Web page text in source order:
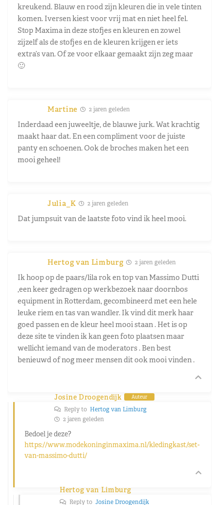
kreukend. Blauw en rood zijn kleuren die in vele tinten
komen. Iversen kiest voor vrij mat en niet heel fel.
Stop Maxima in deze stofjes en kleuren en zowel
zijzelf als de stofjes en de kleuren krijgen er iets
extra’s van. Of ze voor elkaar gemaakt zijn zeg maar
🙂
Martine 2 jaren geleden
Inderdaad een juweeltje, de blauwe jurk. Wat krachtig
maakt haar dat. En een compliment voor de juiste
panty en schoenen. Ook de broches maken het een
mooi geheel!
Julia_K 2 jaren geleden
Dat jumpsuit van de laatste foto vind ik heel mooi.
Hertog van Limburg 2 jaren geleden
Ik hoop op de paars/lila rok en top van Massimo Dutti
,een keer gedragen op werkbezoek naar doornbos
equipment in Rotterdam, gecombineerd met een hele
leuke riem en tas van wandler. Ik vind dit merk haar
goed passen en de kleur heel mooi staan . Het is op
deze site te vinden ik kan geen foto plaatsen maar
wellicht iemand van de moderators . Ben best
benieuwd of nog meer mensen dit ook mooi vinden .
Josine Droogendijk Auteur
Reply to Hertog van Limburg
2 jaren geleden
Bedoel je deze?
https://www.modekoninginmaxima.nl/kledingkast/set-
van-massimo-dutti/
Hertog van Limburg
Reply to Josine Droogendijk